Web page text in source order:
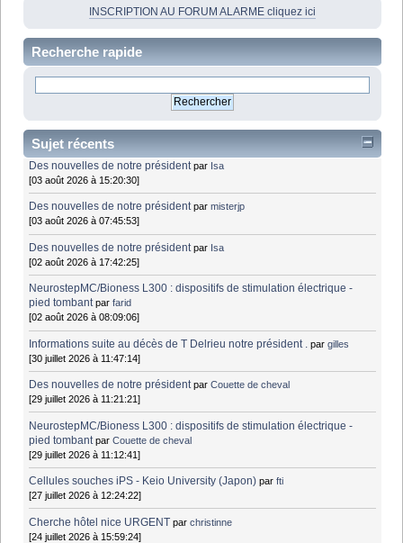
INSCRIPTION AU FORUM ALARME cliquez ici
Recherche rapide
Sujet récents
Des nouvelles de notre président par Isa
[03 août 2026 à 15:20:30]
Des nouvelles de notre président parmisterjp
[03 août 2026 à 07:45:53]
Des nouvelles de notre président par Isa
[02 août 2026 à 17:42:25]
NeurostepMC/Bioness L300 : dispositifs de stimulation électrique -
pied tombant parfarid
[02 août 2026 à 08:09:06]
Informations suite au décès de T Delrieu notre président . pargilles
[30 juillet 2026 à 11:47:14]
Des nouvelles de notre président parCouette de cheval
[29 juillet 2026 à 11:21:21]
NeurostepMC/Bioness L300 : dispositifs de stimulation électrique -
pied tombant parCouette de cheval
[29 juillet 2026 à 11:12:41]
Cellules souches iPS - Keio University (Japon) parfti
[27 juillet 2026 à 12:24:22]
Cherche hôtel nice URGENT parchristinne
[24 juillet 2026 à 15:59:24]